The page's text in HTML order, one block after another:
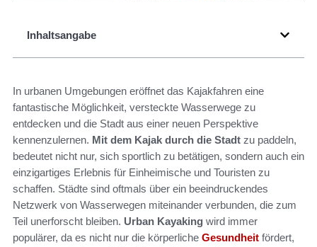
Inhaltsangabe
In urbanen Umgebungen eröffnet das Kajakfahren eine
fantastische Möglichkeit, versteckte Wasserwege zu
entdecken und die Stadt aus einer neuen Perspektive
kennenzulernen. Mit dem Kajak durch die Stadt zu paddeln,
bedeutet nicht nur, sich sportlich zu betätigen, sondern auch ein
einzigartiges Erlebnis für Einheimische und Touristen zu
schaffen. Städte sind oftmals über ein beeindruckendes
Netzwerk von Wasserwegen miteinander verbunden, die zum
Teil unerforscht bleiben. Urban Kayaking wird immer
populärer, da es nicht nur die körperliche Gesundheit fördert,